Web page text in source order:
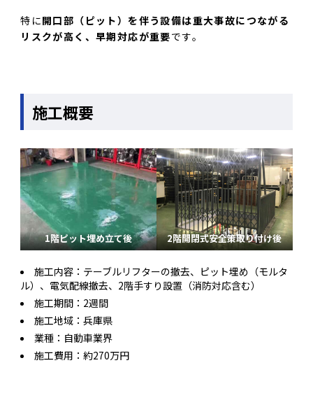
特に開口部（ピット）を伴う設備は重大事故につながる
リスクが高く、早期対応が重要です。
施工概要
1階ピット埋め立て後 2階開閉式安全策取り付け後
施工内容：テーブルリフターの撤去、ピット埋め（モルタ
ル）、電気配線撤去、2階手すり設置（消防対応含む）
施工期間：2週間
施工地域：兵庫県
業種：自動車業界
施工費用：約270万円